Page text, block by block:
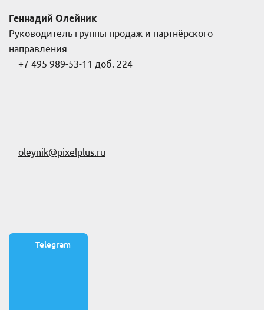
Геннадий Олейник
Руководитель группы продаж и партнёрского
направления
+7 495 989-53-11 доб. 224
oleynik@pixelplus.ru
Telegram